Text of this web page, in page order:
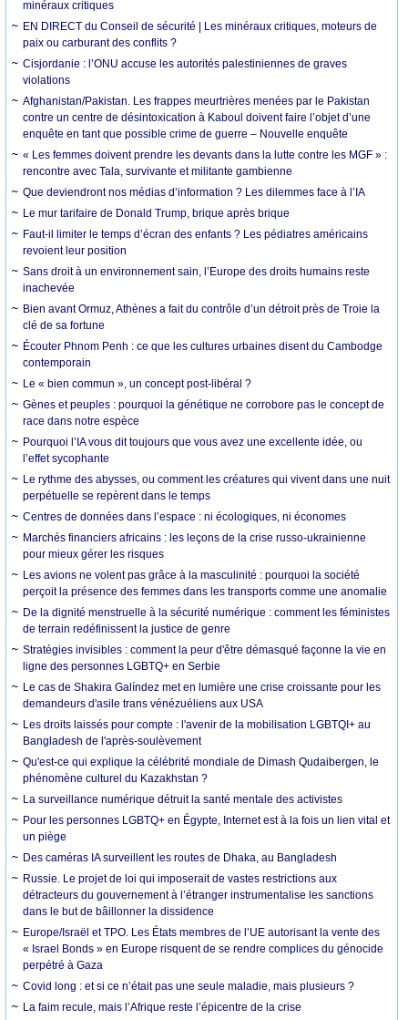
minéraux critiques
EN DIRECT du Conseil de sécurité | Les minéraux critiques, moteurs de
paix ou carburant des conflits ?
Cisjordanie : l’ONU accuse les autorités palestiniennes de graves
violations
Afghanistan/Pakistan. Les frappes meurtrières menées par le Pakistan
contre un centre de désintoxication à Kaboul doivent faire l’objet d’une
enquête en tant que possible crime de guerre – Nouvelle enquête
« Les femmes doivent prendre les devants dans la lutte contre les MGF » :
rencontre avec Tala, survivante et militante gambienne
Que deviendront nos médias d’information ? Les dilemmes face à l’IA
Le mur tarifaire de Donald Trump, brique après brique
Faut-il limiter le temps d’écran des enfants ? Les pédiatres américains
revoient leur position
Sans droit à un environnement sain, l’Europe des droits humains reste
inachevée
Bien avant Ormuz, Athènes a fait du contrôle d’un détroit près de Troie la
clé de sa fortune
Écouter Phnom Penh : ce que les cultures urbaines disent du Cambodge
contemporain
Le « bien commun », un concept post-libéral ?
Gènes et peuples : pourquoi la génétique ne corrobore pas le concept de
race dans notre espèce
Pourquoi l’IA vous dit toujours que vous avez une excellente idée, ou
l’effet sycophante
Le rythme des abysses, ou comment les créatures qui vivent dans une nuit
perpétuelle se repèrent dans le temps
Centres de données dans l’espace : ni écologiques, ni économes
Marchés financiers africains : les leçons de la crise russo-ukrainienne
pour mieux gérer les risques
Les avions ne volent pas grâce à la masculinité : pourquoi la société
perçoit la présence des femmes dans les transports comme une anomalie
De la dignité menstruelle à la sécurité numérique : comment les féministes
de terrain redéfinissent la justice de genre
Stratégies invisibles : comment la peur d'être démasqué façonne la vie en
ligne des personnes LGBTQ+ en Serbie
Le cas de Shakira Galíndez met en lumière une crise croissante pour les
demandeurs d'asile trans vénézuéliens aux USA
Les droits laissés pour compte : l'avenir de la mobilisation LGBTQI+ au
Bangladesh de l'après-soulèvement
Qu'est-ce qui explique la célébrité mondiale de Dimash Qudaibergen, le
phénomène culturel du Kazakhstan ?
La surveillance numérique détruit la santé mentale des activistes
Pour les personnes LGBTQ+ en Égypte, Internet est à la fois un lien vital et
un piège
Des caméras IA surveillent les routes de Dhaka, au Bangladesh
Russie. Le projet de loi qui imposerait de vastes restrictions aux
détracteurs du gouvernement à l’étranger instrumentalise les sanctions
dans le but de bâillonner la dissidence
Europe/Israël et TPO. Les États membres de l’UE autorisant la vente des
« Israel Bonds » en Europe risquent de se rendre complices du génocide
perpétré à Gaza
Covid long : et si ce n’était pas une seule maladie, mais plusieurs ?
La faim recule, mais l’Afrique reste l’épicentre de la crise